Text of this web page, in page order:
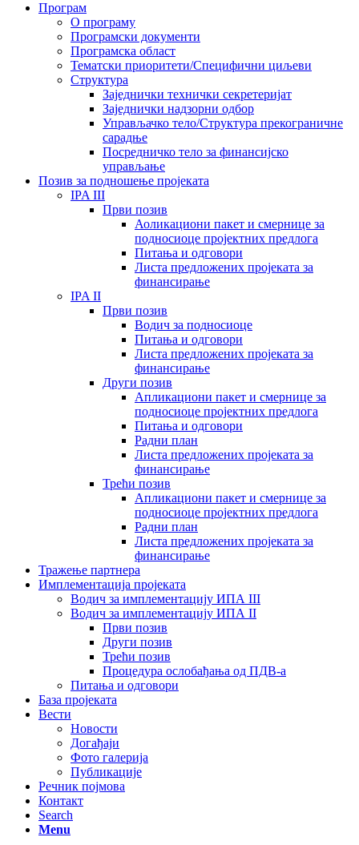
Програм
О програму
Програмски документи
Програмска област
Тематски приоритети/Специфични циљеви
Структура
Заједнички технички секретеријат
Заједнички надзорни одбор
Управљачко тело/Структура прекограничне
сарадње
Посредничко тело за финансијско
управљање
Позив за подношење пројеката
IPA III
Први позив
Аоликациони пакет и смернице за
подносиоце пројектних предлога
Питања и одговори
Листа предложених пројеката за
финансирање
IPA II
Први позив
Водич за подносиоце
Питања и одговори
Листа предложених пројеката за
финансирање
Други позив
Апликациони пакет и смернице за
подносиоце пројектних предлога
Питања и одговори
Радни план
Листа предложених пројеката за
финансирање
Трећи позив
Апликациони пакет и смернице за
подносиоце пројектних предлога
Радни план
Листа предложених пројеката за
финансирање
Тражење партнера
Имплементација пројеката
Водич за имплементацију ИПА III
Водич за имплементацију ИПА II
Први позив
Други позив
Трећи позив
Процедура ослобађања од ПДВ-а
Питања и одговори
База пројеката
Вести
Новости
Догађаји
Фото галерија
Публикације
Речник појмова
Контакт
Search
Menu